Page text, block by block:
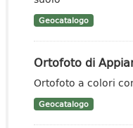
Geocatalogo
Ortofoto di
Ortofoto a colori
Geocatalogo